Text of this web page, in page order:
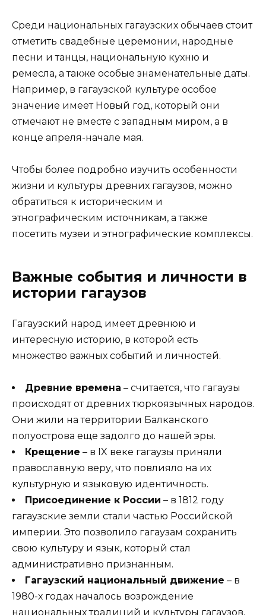
Среди национальных гагаузских обычаев стоит
отметить свадебные церемонии, народные
песни и танцы, национальную кухню и
ремесла, а также особые знаменательные даты.
Например, в гагаузской культуре особое
значение имеет Новый год, который они
отмечают не вместе с западным миром, а в
конце апреля-начале мая.
Чтобы более подробно изучить особенности
жизни и культуры древних гагаузов, можно
обратиться к историческим и
этнографическим источникам, а также
посетить музеи и этнографические комплексы.
Важные события и личности в
истории гагаузов
Гагаузский народ имеет древнюю и
интересную историю, в которой есть
множество важных событий и личностей.
Древние времена – считается, что гагаузы
происходят от древних тюркоязычных народов.
Они жили на территории Балканского
полуострова еще задолго до нашей эры.
Крещение – в IX веке гагаузы приняли
православную веру, что повлияло на их
культурную и языковую идентичность.
Присоединение к России – в 1812 году
гагаузские земли стали частью Российской
империи. Это позволило гагаузам сохранить
свою культуру и язык, который стал
административно признанным.
Гагаузский национальный движение – в
1980-х годах началось возрождение
национальных традиций и культуры гагаузов,